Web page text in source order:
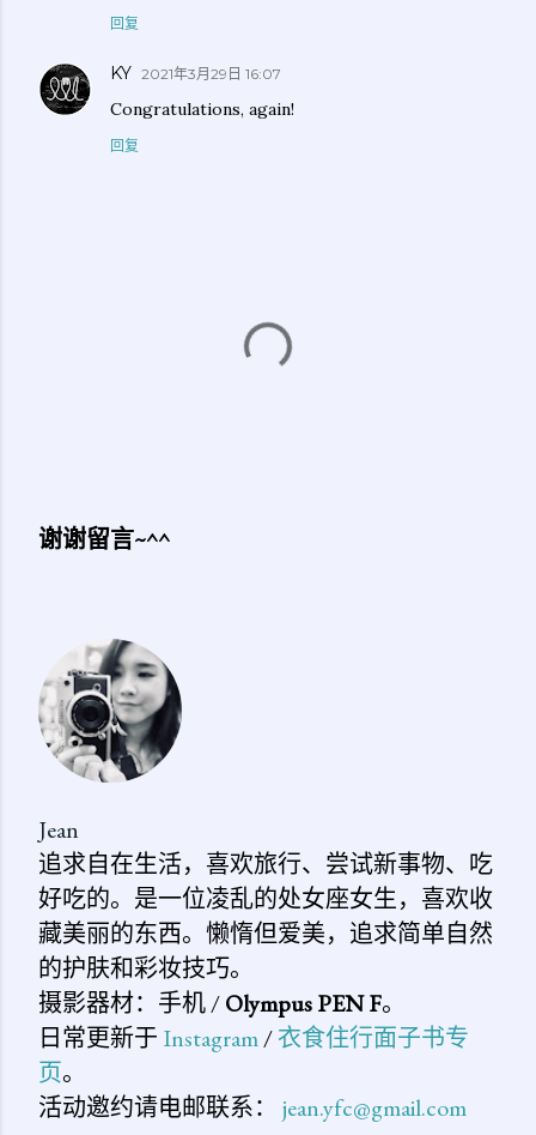
回复
KY 2021年3月29日 16:07
Congratulations, again!
回复
论
谢谢留言~^^
Jean
追求自在生活，喜欢旅行、尝试新事物、吃
好吃的。是一位凌乱的处女座女生，喜欢收
藏美丽的东西。懒惰但爱美，追求简单自然
的护肤和彩妆技巧。
摄影器材：手机 /Olympus PEN F。
日常更新于 Instagram/衣食住行面子书专
页。
活动邀约请电邮联系： jean.yfc@gmail.com